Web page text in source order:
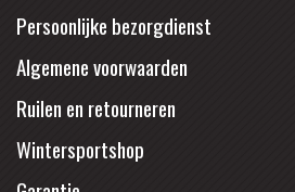
Persoonlijke bezorgdienst
Algemene voorwaarden
Ruilen en retourneren
Wintersportshop